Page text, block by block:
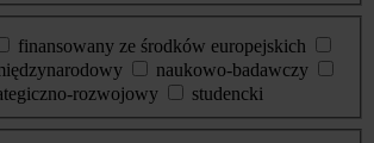
finansowany ze środków europejskich
naukowo-badawczy
rozwojowy
studencki